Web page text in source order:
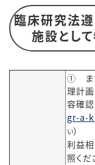
臨床研究法
施設とし
① ま
理計
容確認
gr-a-
い）
利益
照くだ